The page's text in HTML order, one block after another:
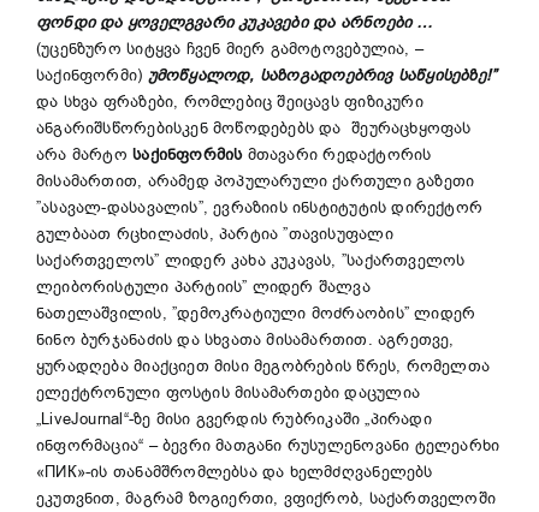
ფონდი და ყოველგვარი კუკავები და არნოები …
(უცენზურო სიტყვა ჩვენ მიერ გამოტოვებულია, –
საქინფორმი) უმოწყალოდ, საზოგადოებრივ საწყისებზე!”
და სხვა ფრაზები, რომლებიც შეიცავს ფიზიკური
ანგარიშსწორებისკენ მოწოდებებს და შეურაცხყოფას
არა მარტოსაქინფორმისმთავარი რედაქტორის
მისამართით, არამედ პოპულარული ქართული გაზეთი
”ასავალ-დასავალის”, ევრაზიის ინსტიტუტის დირექტორ
გულბაათ რცხილაძის, პარტია ”თავისუფალი
საქართველოს” ლიდერ კახა კუკავას, ”საქართველოს
ლეიბორისტული პარტიის” ლიდერ შალვა
ნათელაშვილის, ”დემოკრატიული მოძრაობის” ლიდერ
ნინო ბურჯანაძის და სხვათა მისამართით. აგრეთვე,
ყურადღება მიაქციეთ მისი მეგობრების წრეს, რომელთა
ელექტრონული ფოსტის მისამართები დაცულია
„LiveJournal“-ზე მისი გვერდის რუბრიკაში „პირადი
ინფორმაცია“ – ბევრი მათგანი რუსულენოვანი ტელეარხი
«ПИК»-ის თანამშრომლებსა და ხელმძღვანელებს
ეკუთვნით, მაგრამ ზოგიერთი, ვფიქრობ, საქართველოში